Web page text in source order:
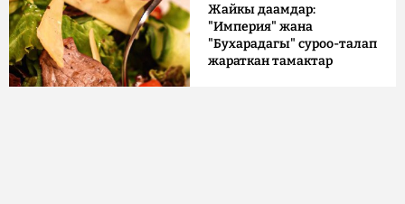
Жайкы даамдар:
"Империя" жана
"Бухарадагы" суроо-талап
жараткан тамактар